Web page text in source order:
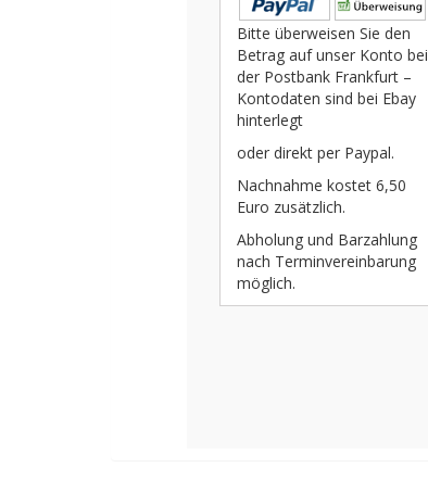
Bitte überweisen Sie den
Betrag auf unser Konto bei
der Postbank Frankfurt –
Kontodaten sind bei Ebay
hinterlegt
oder direkt per Paypal.
Nachnahme kostet 6,50
Euro zusätzlich.
Abholung und Barzahlung
nach Terminvereinbarung
möglich.